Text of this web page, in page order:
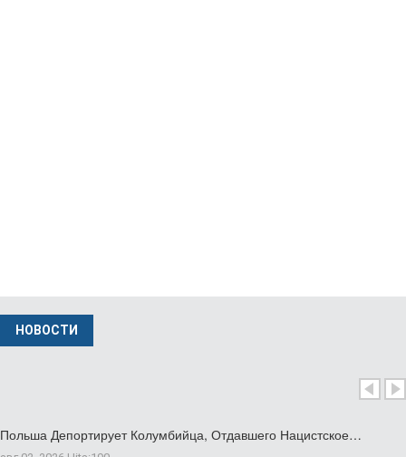
НОВОСТИ
Польша Депортирует Колумбийца, Отдавшего Нацистское…